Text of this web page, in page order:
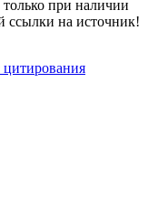
при наличии
ссылки на источник!